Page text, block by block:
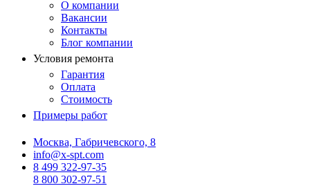
О компании
Вакансии
Контакты
Блог компании
Условия ремонта
Гарантия
Оплата
Стоимость
Примеры работ
Москва, Габричевского, 8
info@x-spt.com
8 499 322-97-35
8 800 302-97-51